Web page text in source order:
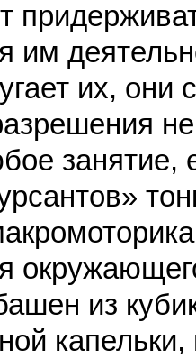
им
их, они
занятие,
из